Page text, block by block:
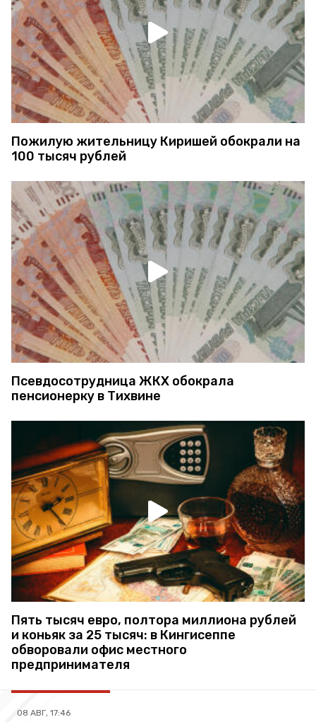
Пожилую жительницу Киришей обокрали на
100 тысяч рублей
Псевдосотрудница ЖКХ обокрала
пенсионерку в Тихвине
Пять тысяч евро, полтора миллиона рублей
и коньяк за 25 тысяч: в Кингисеппе
обворовали офис местного
предпринимателя
08 АВГ, 17:46